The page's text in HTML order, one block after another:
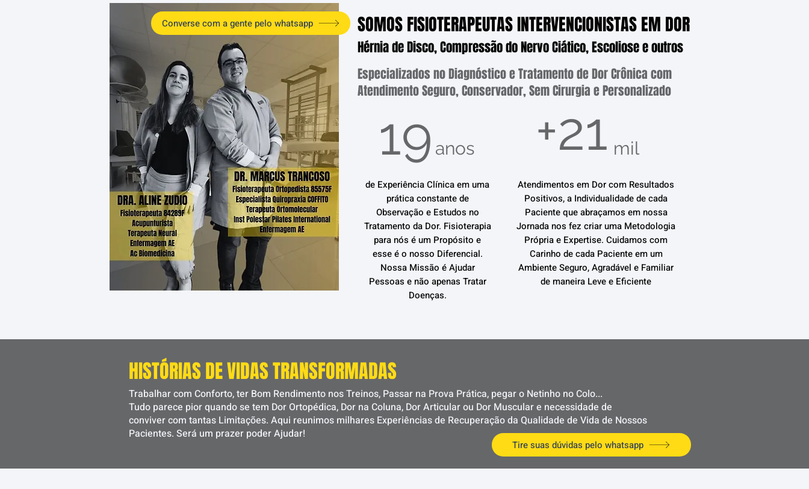
Converse com a gente pelo whatsapp SOMOS FISIOTERAPEUTAS INTERVENCIONISTAS EM DOR
Hérnia de Disco, Compressão do Nervo Ciático, Escoliose e outros
Especializados no Diagnóstico e Tratamento de Dor Crônica com
Atendimento Seguro, Conservador, Sem Cirurgia e Personalizado
19 anos
de Experiência Clínica em uma
prática constante de
Observação e Estudos no
Tratamento da Dor. Fisioterapia
para nós é um Propósito e
esse é o nosso Diferencial.
Nossa Missão é Ajudar
Pessoas e não apenas Tratar
Doenças.
+21 mil
Atendimentos em Dor com Resultados
Positivos, a Individualidade de cada
Paciente que abraçamos em nossa
Jornada nos fez criar uma Metodologia
Própria e Expertise. Cuidamos com
Carinho de cada Paciente em um
Ambiente Seguro, Agradável e Familiar
de maneira Leve e Eficiente
HISTÓRIAS DE VIDAS TRANSFORMADAS
Trabalhar com Conforto, ter Bom Rendimento nos Treinos, Passar na Prova Prática, pegar o Netinho no Colo...
Tudo parece pior quando se tem Dor Ortopédica, Dor na Coluna, Dor Articular ou Dor Muscular e necessidade de
conviver com tantas Limitações. Aqui reunimos milhares Experiências de Recuperação da Qualidade de Vida de Nossos
Pacientes. Será um prazer poder Ajudar!
Tire suas dúvidas pelo whatsapp